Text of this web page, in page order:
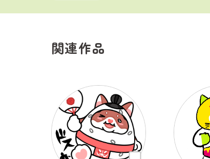
関連作品